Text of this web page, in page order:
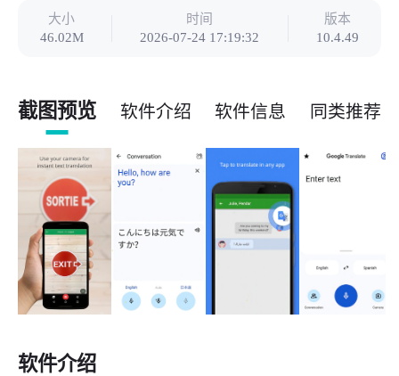
大小
46.02M
时间
2026-07-24 17:19:32
版本
10.4.49
截图预览 软件介绍 软件信息 同类推荐
软件介绍